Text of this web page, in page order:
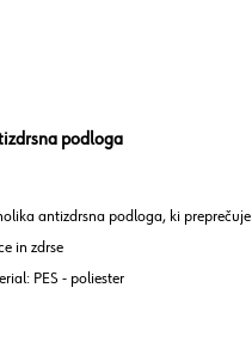
podloga
antizdrsna podloga, ki preprečuje
in zdrse
PES - poliester